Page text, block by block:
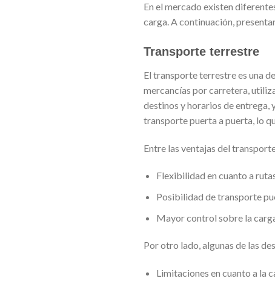
En el mercado existen
carga. A continuación,
Transporte terrestre
El transporte terrestre es una
mercancías por carretera,
destinos y horarios de entrega,
transporte puerta a puerta, lo
Entre las ventajas del
Flexibilidad en cuanto a
Posibilidad de transporte
Mayor control sobre la
Por otro lado, algunas de las
Limitaciones en cuanto a la